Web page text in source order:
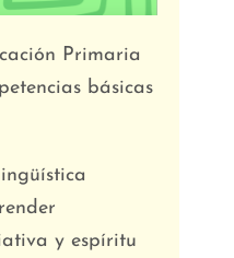
Primaria
básicas
y espíritu